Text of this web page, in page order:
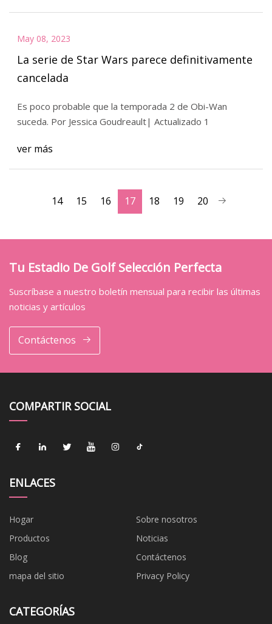
May 08, 2023
La serie de Star Wars parece definitivamente
cancelada
Es poco probable que la temporada 2 de Obi-Wan
suceda. Por Jessica Goudreault| Actualizado 1
ver más
14 15 16 17 18 19 20
Tu Estadio De Golf Selección Perfecta
Suscríbase a nuestro boletín mensual para recibir las últimas
noticias y artículos
Contáctenos
COMPARTIR SOCIAL
ENLACES
Hogar
Sobre nosotros
Productos
Noticias
Blog
Contáctenos
mapa del sitio
Privacy Policy
CATEGORÍAS